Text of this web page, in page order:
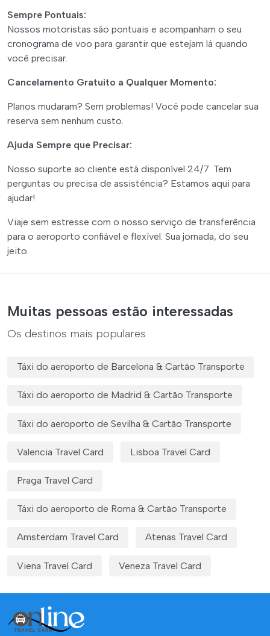
Sempre Pontuais:
Nossos motoristas são pontuais e acompanham o seu
cronograma de voo para garantir que estejam lá quando
você precisar.
Cancelamento Gratuito a Qualquer Momento:
Planos mudaram? Sem problemas! Você pode cancelar sua
reserva sem nenhum custo.
Ajuda Sempre que Precisar:
Nosso suporte ao cliente está disponível 24/7. Tem
perguntas ou precisa de assistência? Estamos aqui para
ajudar!
Viaje sem estresse com o nosso serviço de transferência
para o aeroporto confiável e flexível. Sua jornada, do seu
jeito.
Muitas pessoas estão interessadas
Os destinos mais populares
Táxi do aeroporto de Barcelona & Cartão Transporte
Táxi do aeroporto de Madrid & Cartão Transporte
Táxi do aeroporto de Sevilha & Cartão Transporte
Valencia Travel Card Lisboa Travel Card
Praga Travel Card
Táxi do aeroporto de Roma & Cartão Transporte
Amsterdam Travel Card Atenas Travel Card
Viena Travel Card Veneza Travel Card